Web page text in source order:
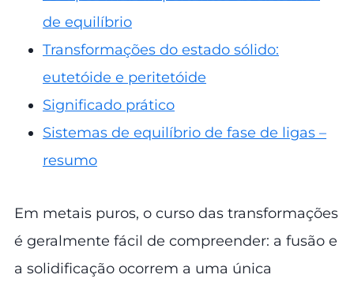
de equilíbrio
Transformações do estado sólido:
eutetóide e peritetóide
Significado prático
Sistemas de equilíbrio de fase de ligas –
resumo
Em metais puros, o curso das transformações
é geralmente fácil de compreender: a fusão e
a solidificação ocorrem a uma única